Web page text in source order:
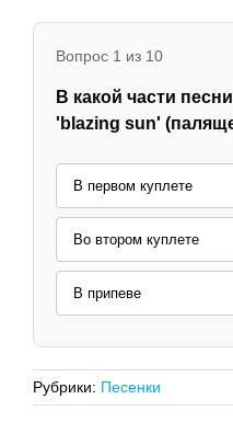
Вопрос 1 из 10
В какой части
'blazing sun'
В первом куплете
Во втором куплете
В припеве
Рубрики: Песенки